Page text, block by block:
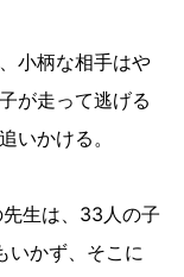
小柄な相手はや
が走って逃げる
いかける。
生は、33人の子
いかず、そこに